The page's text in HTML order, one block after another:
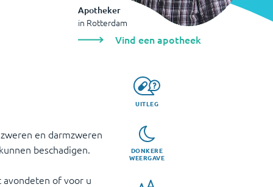
Apotheker
in Rotterdam
Vind een apotheek
UITLEG
DONKERE
WEERGAVE
en darmzweren
beschadigen.
avondeten of voor u